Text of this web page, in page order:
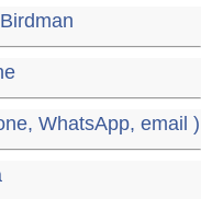
WhatsApp, email )